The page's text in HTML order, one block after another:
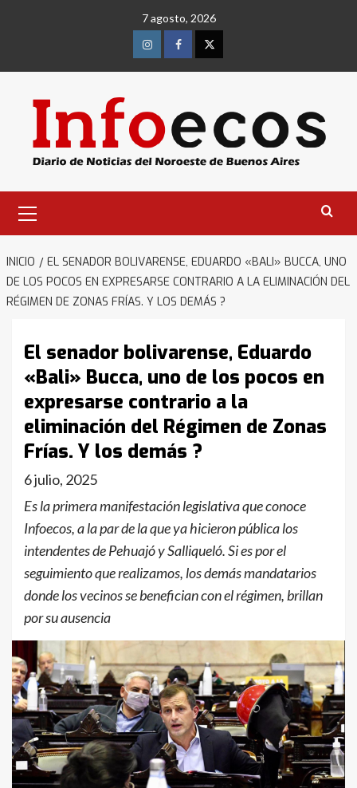
7 agosto, 2026
InstagramFacebookTwitter
primario
INICIO
EL SENADOR BOLIVARENSE, EDUARDO «BALI» BUCCA, UNO
DE LOS POCOS EN EXPRESARSE CONTRARIO A LA ELIMINACIÓN DEL
RÉGIMEN DE ZONAS FRÍAS. Y LOS DEMÁS ?
El senador bolivarense, Eduardo
«Bali» Bucca, uno de los pocos en
expresarse contrario a la
eliminación del Régimen de Zonas
Frías. Y los demás ?
6 julio, 2025
Es la primera manifestación legislativa que conoce
Infoecos, a la par de la que ya hicieron pública los
intendentes de Pehuajó y Salliqueló. Si es por el
seguimiento que realizamos, los demás mandatarios
donde los vecinos se benefician con el régimen, brillan
por su ausencia